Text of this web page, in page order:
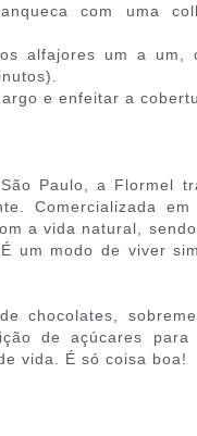
com uma
alfajores um a um,
e enfeitar a
Paulo, a Flormel
Comercializada
a vida natural,
um modo de viver
chocolates,
de açúcares para
vida. É só coisa boa!